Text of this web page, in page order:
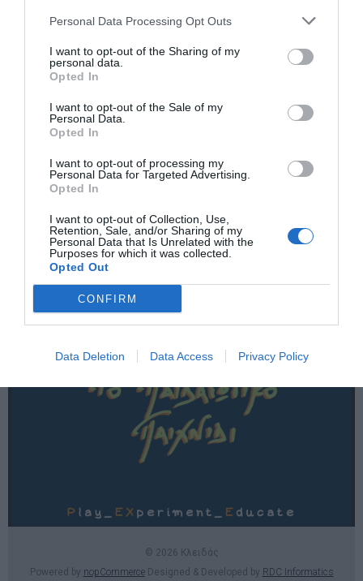
Personal Data Processing Opt Outs
I want to opt-out of the Sharing of my
personal data.
Opted In
I want to opt-out of the Sale of my
Personal Data.
Opted In
I want to opt-out of processing my
Personal Data for Targeted Advertising.
Opted In
I want to opt-out of Collection, Use,
Retention, Sale, and/or Sharing of my
Personal Data that Is Unrelated with the
Purposes for which it was collected.
Opted Out
CONFIRM
Data Deletion Data Access Privacy Policy
Θυμήσου με
Χρήσιμες σελίδες
E-SHOP
Επικοινωνία
© 2026 Κλειδάς
Powered by nopCommerceDesigned & Developed by RDC Informatics